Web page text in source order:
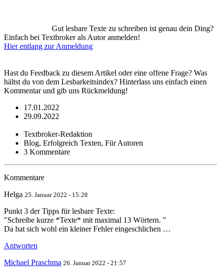
Gut lesbare Texte zu schreiben ist genau dein Ding?
Einfach bei Textbroker als Autor anmelden!
Hier entlang zur Anmeldung
Hast du Feedback zu diesem Artikel oder eine offene Frage? Was
hältst du von dem Lesbarkeitsindex? Hinterlass uns einfach einen
Kommentar und gib uns Rückmeldung!
17.01.2022
29.09.2022
Textbroker-Redaktion
Blog, Erfolgreich Texten, Für Autoren
3 Kommentare
Kommentare
Helga 25. Januar 2022 - 15:28
Punkt 3 der Tipps für lesbare Texte:
"Schreibe kurze *Texte* mit maximal 13 Wörtern. "
Da hat sich wohl ein kleiner Fehler eingeschlichen …
Antworten
Michael Praschma 26. Januar 2022 - 21:57